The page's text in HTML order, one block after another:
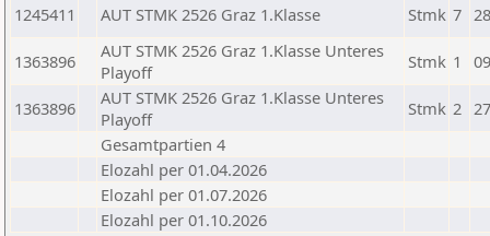
1245411 AUT STMK 2526 Graz 1.Klasse Stmk 7
1363896
AUT STMK 2526 Graz 1.Klasse Unteres
Playoff
Stmk 1
1363896
AUT STMK 2526 Graz 1.Klasse Unteres
Playoff
Stmk 2
Gesamtpartien 4
Elozahl per 01.04.2026
Elozahl per 01.07.2026
Elozahl per 01.10.2026